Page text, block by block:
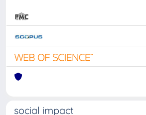
social impact